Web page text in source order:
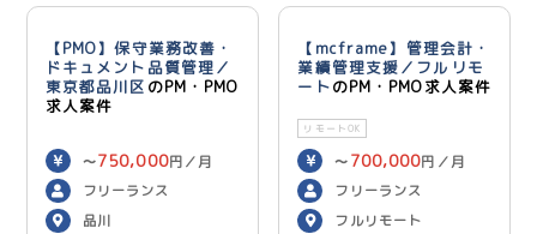
【PMO】保守業務改善・
ドキュメント品質管理／
東京都品川区 のPM・PMO
求人案件
〜750,000円／月
フリーランス
品川
【mcframe】管理会計・
業績管理支援／フルリモ
ートのPM・PMO求人案件
リモートOK
〜 700,000円／月
フリーランス
フルリモート